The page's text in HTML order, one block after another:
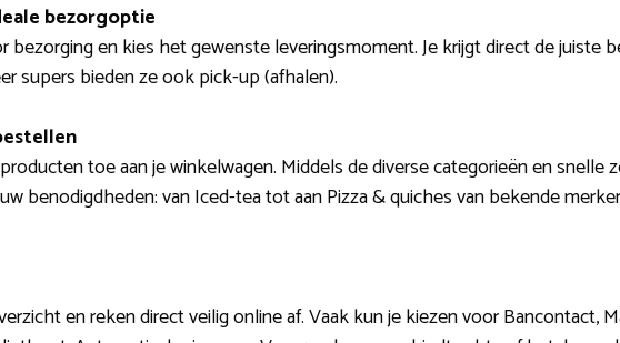
bezorgoptie
bezorging en kies het gewenste leveringsmoment. Je krijgt direct de juiste
supers bieden ze ook pick-up (afhalen).
toe aan je winkelwagen. Middels de diverse categorieën en snelle
benodigdheden: van Iced-tea tot aan Pizza & quiches van bekende
en reken direct veilig online af. Vaak kun je kiezen voor Bancontact,